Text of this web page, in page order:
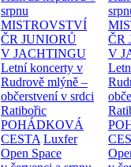
srpnu
MISTROVSTVÍ
ČR JUNIORŮ
V JACHTINGU
Letní koncerty v
Rudrově mlýně –
občerstvení v srdci
Ratibořic
POHÁDKOVÁ
CESTA Luxfer
Open Space
ČR
V